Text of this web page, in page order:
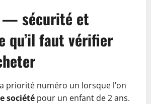
— sécurité et
qu’il faut vérifier
priorité numéro un lorsque l’on
société pour un enfant de 2 ans.